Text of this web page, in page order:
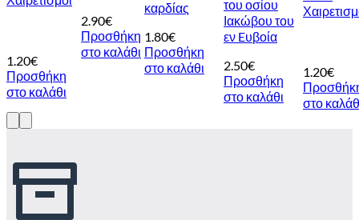
1.20€
Προσθήκη
στο καλάθι
2.90€
Προσθήκη
στο καλάθι
καρδίας
1.80€
Προσθήκη
στο καλάθι
του οσίου
Ιακώβου του
εν Eυβοία
2.50€
Προσθήκη
στο καλάθι
1.20€
στο